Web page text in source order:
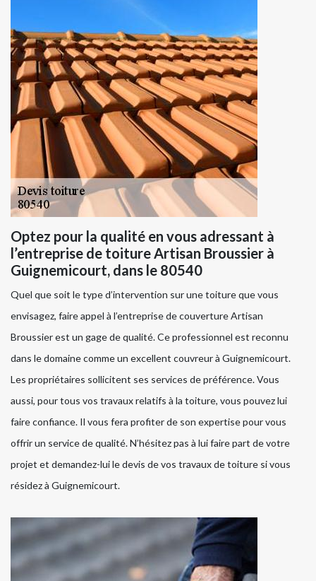
Optez pour la qualité en vous adressant à
l’entreprise de toiture Artisan Broussier à
Guignemicourt, dans le 80540
Quel que soit le type d’intervention sur une toiture que vous
envisagez, faire appel à l’entreprise de couverture Artisan
Broussier est un gage de qualité. Ce professionnel est reconnu
dans le domaine comme un excellent couvreur à Guignemicourt.
Les propriétaires sollicitent ses services de préférence. Vous
aussi, pour tous vos travaux relatifs à la toiture, vous pouvez lui
faire confiance. Il vous fera profiter de son expertise pour vous
offrir un service de qualité. N’hésitez pas à lui faire part de votre
projet et demandez-lui le devis de vos travaux de toiture si vous
résidez à Guignemicourt.